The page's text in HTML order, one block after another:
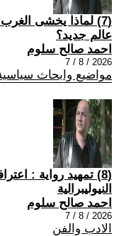
(7) لماذا يخشى
عالم جديد؟
احمد صالح سلوم
2026 / 8 / 7
مواضيع وابحاث
(8) تمهيد رواية :
النيوليبرالية
احمد صالح سلوم
2026 / 8 / 7
الادب والفن